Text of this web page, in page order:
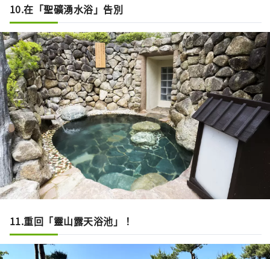
10.在「聖礦湧水浴」告別
11.重回「靈山露天浴池」！